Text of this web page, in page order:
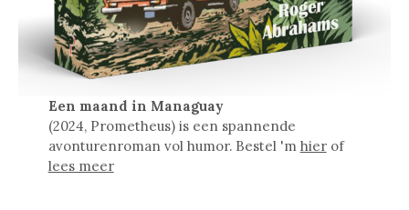
Een maand in Managuay
(2024, Prometheus) is een spannende
avonturenroman vol humor. Bestel 'm hierof
lees meer